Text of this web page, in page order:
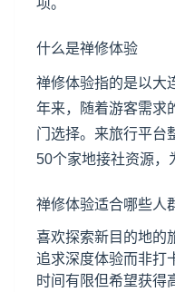
项。
什么是禅修体验
禅修体验指的是以大
年来，随着游客需求
门选择。来旅行平台
50个家地接社资源，
禅修体验适合哪些人
喜欢探索新目的地的
追求深度体验而非打
时间有限但希望获得